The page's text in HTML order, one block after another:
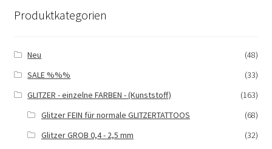
Produktkategorien
Neu
(48)
SALE %%%
(33)
GLITZER - einzelne FARBEN - (Kunststoff)
(163)
Glitzer FEIN für normale GLITZERTATTOOS
(68)
Glitzer GROB 0,4 - 2,5 mm
(32)